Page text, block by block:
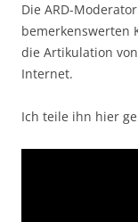
Die ARD-
bemerkenswerten
die Artikulation
Internet.
Ich teile ihn hier